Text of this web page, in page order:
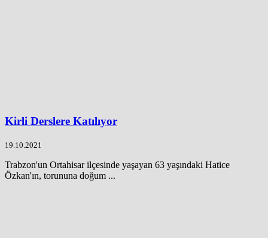
Kirli Derslere Katılıyor
19.10.2021
Trabzon'un Ortahisar ilçesinde yaşayan 63 yaşındaki Hatice
Özkan'ın, torununa doğum ...